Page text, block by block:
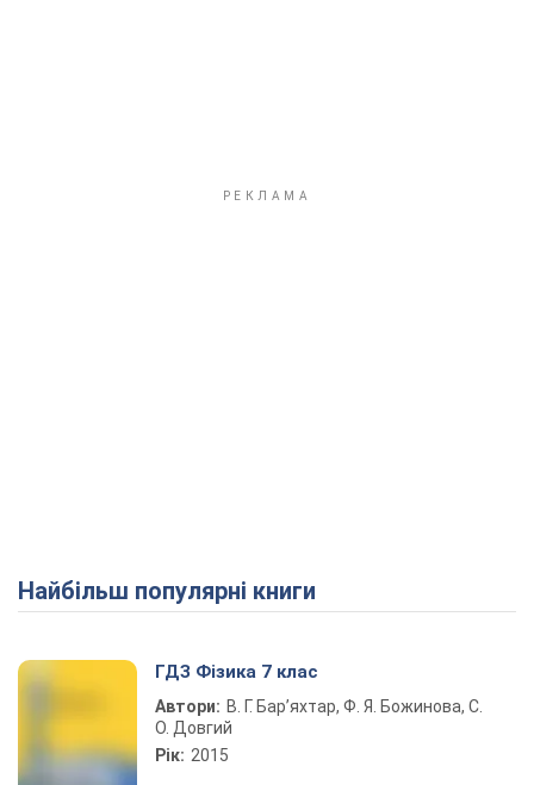
Найбільш популярні книги
ГДЗ Фізика 7 клас
Автори: В. Г. Бар’яхтар, Ф. Я. Божинова, С.
О. Довгий
Рік: 2015